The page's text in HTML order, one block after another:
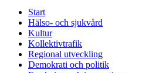
Start
Hälso- och sjukvård
Kultur
Kollektivtrafik
Regional utveckling
Demokrati och politik